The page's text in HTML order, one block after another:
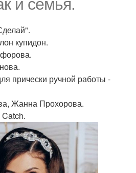
и семья.
купидон.
прически ручной работы -
Жанна Прохорова.